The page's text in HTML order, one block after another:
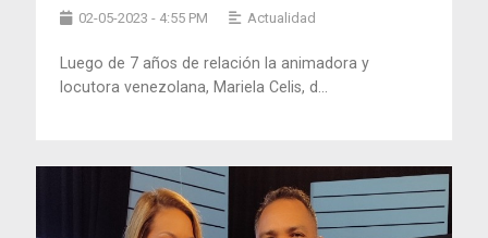
02-05-2023 - 4:55 PM Actualidad
Luego de 7 años de relación la animadora y
locutora venezolana, Mariela Celis, d...